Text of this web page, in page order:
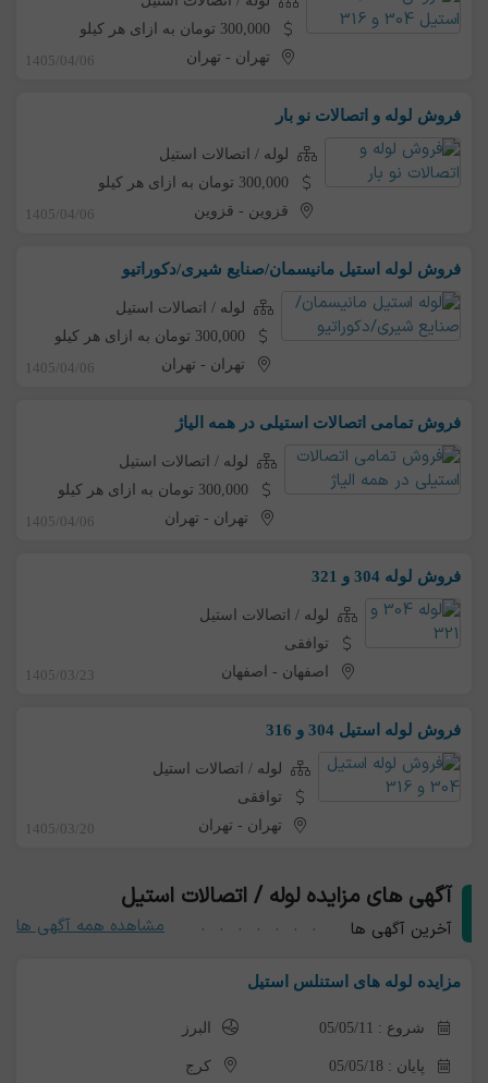
300,000 تومان به ازای هر کیلو
تهران -تهران 1405/04/06
فروش لوله و اتصالات نو بار
لوله / اتصالات استیل
300,000 تومان به ازای هر کیلو
قزوین - قزوین 1405/04/06
فروش لوله استیل مانیسمان/صنایع شیری/دکوراتیو
لوله / اتصالات استیل
300,000 تومان به ازای هر کیلو
تهران - تهران 1405/04/06
فروش تمامی اتصالات استیلی در همه الیاژ
لوله / اتصالات استیل
300,000 تومان به ازای هر کیلو
تهران - تهران 1405/04/06
فروش لوله 304 و 321
لوله / اتصالات استیل
توافقی
اصفهان - اصفهان 1405/03/23
فروش لوله استیل 304 و 316
لوله / اتصالات استیل
توافقی
تهران -تهران 1405/03/20
آگهی های مزایده لوله / اتصالات استیل
آخرین آگهی ها مشاهده همه آگهی ها
مزایده لوله های استنلس استیل
شروع : 05/05/11 البرز
پایان : 05/05/18 کرج